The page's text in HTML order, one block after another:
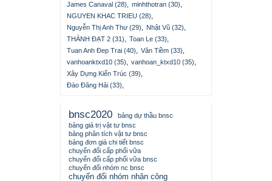
James Canaval (28)
minhthotran (30)
NGUYEN KHAC TRIEU (28)
Nguyễn Thị Anh Thư (29)
Nhật Vũ (32)
THÀNH ĐẠT 2 (31)
Toan Le (33)
Tuan Anh Đep Trai (40)
Văn Tiềm (33)
vanhoanktxd10 (35)
vanhoan_ktxd10 (35)
Xây Dựng Kiến Trúc (39)
Đào Đăng Hải (33)
bnsc2020
bảng dự thầu bnsc
bảng giá trị vật tư bnsc
bảng phân tích vật tư bnsc
bảng đơn giá chi tiết bnsc
chuyển đổi cấp phối vữa
chuyển đổi cấp phối vữa bnsc
chuyển đổi nhóm nc bnsc
chuyển đổi nhóm nhân công